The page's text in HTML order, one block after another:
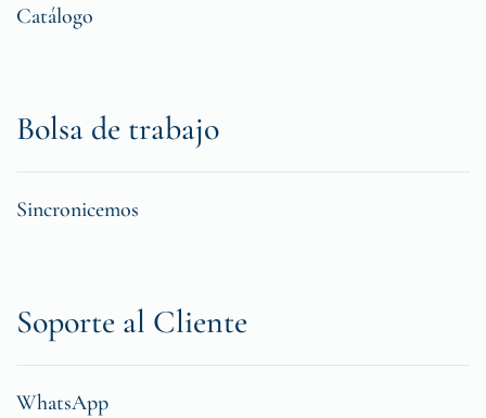
Catálogo
Bolsa de trabajo
Sincronicemos
Soporte al Cliente
WhatsApp